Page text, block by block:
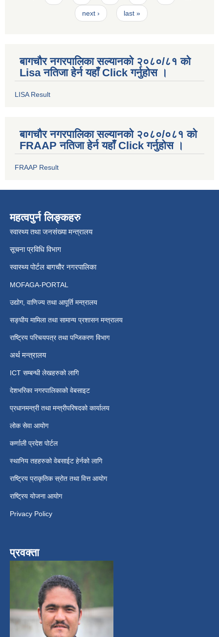
next › last »
बागचौर नगरपालिका सल्यानको २०८०/८१ को
Lisa नतिजा हेर्न यहाँ Click गर्नुहोस ।
LISA Result
बागचौर नगरपालिका सल्यानको २०८०/०८१ को
FRAAP नतिजा हेर्न यहाँ Click गर्नुहोस ।
FRAAP Result
महत्वपुर्न लिङ्कहरु
स्वास्थ्य तथा जनसंख्या मन्त्रालय
सूचना प्रविधि विभाग
स्वास्थ्य पोर्टल बागचौर नगरपालिका
MOFAGA-PORTAL
उद्योग, वाणिज्य तथा आपूर्ति मन्त्रालय
सङ्घीय मामिला तथा सामान्य प्रशासन मन्त्रालय
राष्ट्रिय परिचयपत्र तथा पन्जिकरण विभाग
अर्थ मन्त्रालय
ICT सम्बन्धी लेखहरुको लागि
देशभरिका नगरपालिकाको वेबसाइट
प्रधानमन्त्री तथा मन्त्रीपरिषदको कार्यालय
लोक सेवा आयोग
कर्णाली प्रदेश पोर्टल
स्थानिय तहहरुको वेबसाईट हेर्नको लागि
राष्ट्रिय प्राकृतिक स्रोत तथा वित्त आयोग
राष्ट्रिय योजना आयोग
Privacy Policy
प्रवक्ता